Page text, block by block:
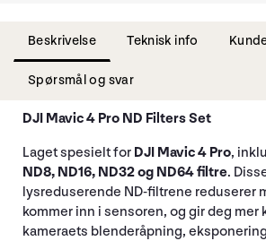
Beskrivelse Teknisk info
Spørsmål og svar
DJI Mavic 4 Pro ND Filters Set
Laget spesielt for DJI Mavic 4 Pro,
ND8, ND16, ND32 og ND64 filtre.
lysreduserende ND-filtrene reduserer
kommer inn i sensoren, og gir deg mer
kameraets blenderåpning,